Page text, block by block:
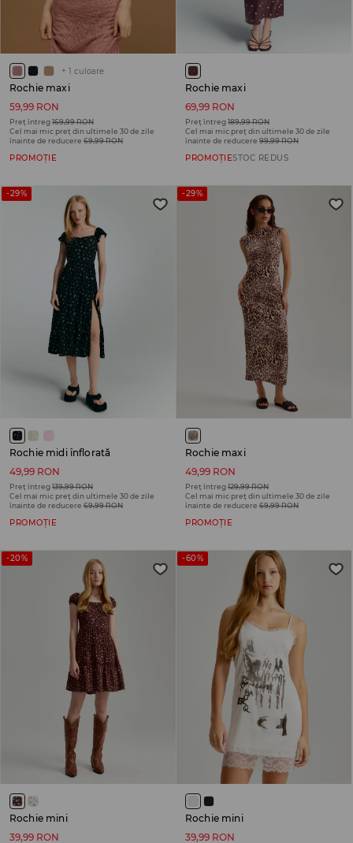
+ 1 culoare
Rochie maxi
59,99 RON
Preț întreg169,99 RON
Cel mai mic preț din ultimele 30 de zile
înainte de reducere 69,99 RON
PROMOȚIE
Rochie maxi
69,99 RON
Preț întreg189,99 RON
Cel mai mic preț din ultimele 30 de zile
înainte de reducere 99,99 RON
PROMOȚIESTOC REDUS
-29%
Rochie midi înflorată
49,99 RON
Preț întreg139,99 RON
Cel mai mic preț din ultimele 30 de zile
înainte de reducere 69,99 RON
PROMOȚIE
-29%
Rochie maxi
49,99 RON
Preț întreg129,99 RON
Cel mai mic preț din ultimele 30 de zile
înainte de reducere 69,99 RON
PROMOȚIE
-20%
Rochie mini
39,99 RON
-60%
Rochie mini
39,99 RON